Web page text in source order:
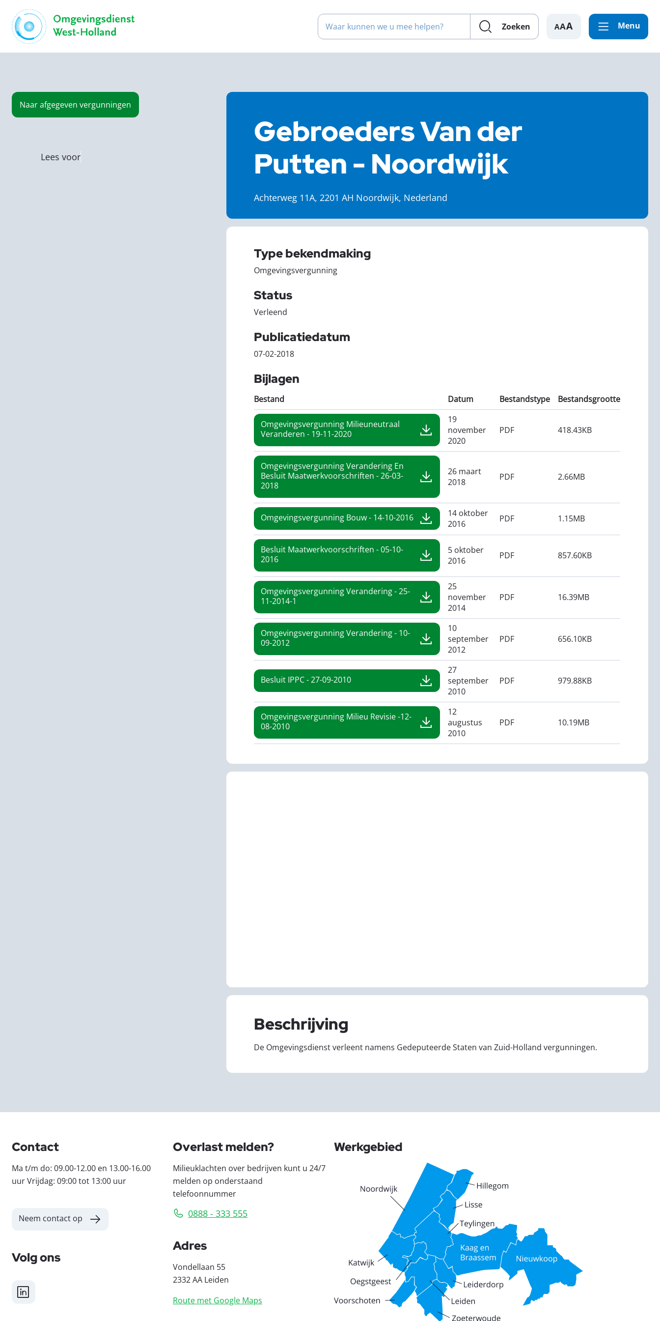
Waar kunnen we u mee helpen?
Zoeken A Menu
Naarafgegeven vergunningen
Lees voor
Gebroeders Van der
Putten - Noordwijk
Achterweg 11A, 2201 AH Noordwijk, Nederland
Type bekendmaking
Omgevingsvergunning
Status
Verleend
Publicatiedatum
07-02-2018
Bijlagen
Bestand Datum Bestandstype Bestandsgrootte
Omgevingsvergunning Milieuneutraal
Veranderen - 19-11-2020
19
november
2020
PDF 418.43KB
Omgevingsvergunning Verandering En
Besluit Maatwerkvoorschriften - 26-03-
2018
26 maart
2018
PDF 2.66MB
Omgevingsvergunning Bouw - 14-10-2016
14 oktober
2016
PDF 1.15MB
Besluit Maatwerkvoorschriften - 05-10-
2016
5 oktober
2016
PDF 857.60KB
Omgevingsvergunning Verandering - 25-
11-2014-1
25
november
2014
PDF 16.39MB
Omgevingsvergunning Verandering - 10-
09-2012
10
september
2012
PDF 656.10KB
Besluit IPPC - 27-09-2010
27
september
2010
PDF 979.88KB
Omgevingsvergunning Milieu Revisie -12-
08-2010
12
augustus
2010
PDF 10.19MB
Beschrijving
De Omgevingsdienst verleent namens Gedeputeerde Staten van Zuid-Holland vergunningen.
Contact
Ma t/m do: 09.00-12.00 en 13.00-16.00
uur Vrijdag: 09:00 tot 13:00 uur
Neem contact op
Volg ons
LinkedIn
Overlast melden?
Milieuklachten over bedrijven kunt u 24/7
melden op onderstaand
telefoonnummer
0888 - 333 555
Adres
Vondellaan 55
2332 AA Leiden
Route met Google Maps
Werkgebied